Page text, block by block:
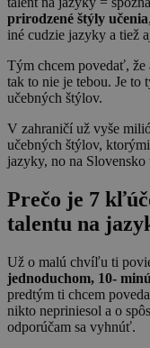
prirodzené štýly učenia
iné cudzie jazyky a tiež
Tým chcem povedať,
tak to nie je tebou. Je to
učebných štýlov.
V zahraničí už vyše
učebných štýlov,
jazyky, no na
Prečo je 7
talentu na
Už o malú chvíľu ti
jednoduchom, 10-
predtým ti chcem
nikto nepriniesol a o
odporúčam sa vyhnúť.